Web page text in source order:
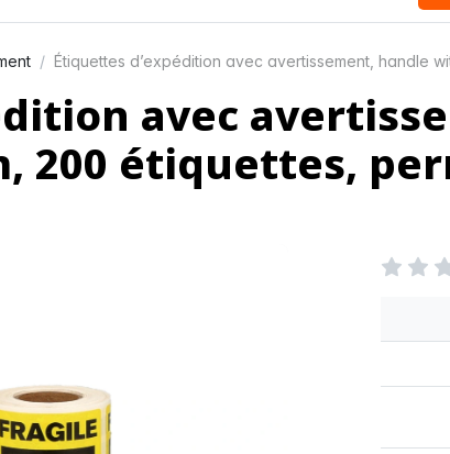
Étiquettes d’expédition avec avertissement, handle
avec
200 étiquettes,